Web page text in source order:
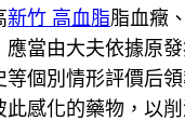
新竹 高血脂脂血癥
應當由大夫依據原
等個別情形評價后
此感化的藥物，以削